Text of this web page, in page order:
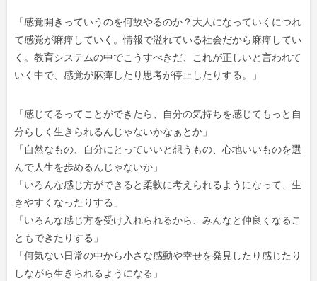
「感覚開きっていうのを何故やるのか？大人になっていくにつれ
て感覚が麻痺していく。情報で溢れている社会だから麻痺してい
く。教育システムの中でこうすべきだ、これが正しいと言われて
いく中で、感覚が麻痺したり思考が停止したりする。
」
「感じてるってことができたら、自分の気持ちを感じてもっと自
分らしく生きられるんじゃないかなぁとか」
「自然なもの、自分にとっていいと想うもの、心地いいものを選
んで人生を歩めるんじゃないか」
「いろんな感じ方ができると柔軟に考えられるようになって、生
きやすくなったりする」
「いろんな感じ方を受け入れられるから、みんなと仲良くなるこ
ともできたりする」
「何気ない日常の中から小さな感動や幸せを発見したり感じたり
しながら生きられるようになる」